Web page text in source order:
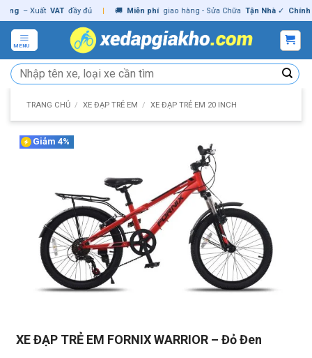
Skip
to
content
– Xuất VAT đầy đủ | 🚚 Miễn phí giao hàng - Sửa Chữa Tận Nhà ✓ Chính
MENU
Tìm
kiếm:
TRANG CHỦ / XE ĐẠP TRẺ EM / XE ĐẠP TRẺ EM 20 INCH
XE ĐẠP TRẺ EM FORNIX WARRIOR – Đỏ Đen
Giảm 4%